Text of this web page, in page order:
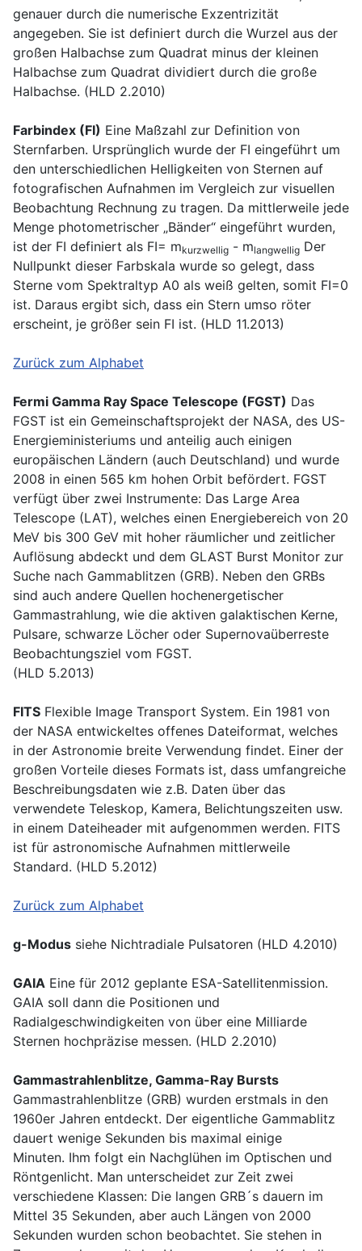
genauer durch die numerische Exzentrizität
angegeben. Sie ist definiert durch die Wurzel aus der
großen Halbachse zum Quadrat minus der kleinen
Halbachse zum Quadrat dividiert durch die große
Halbachse. (HLD 2.2010)
Farbindex (FI) Eine Maßzahl zur Definition von
Sternfarben. Ursprünglich wurde der FI eingeführt um
den unterschiedlichen Helligkeiten von Sternen auf
fotografischen Aufnahmen im Vergleich zur visuellen
Beobachtung Rechnung zu tragen. Da mittlerweile jede
Menge photometrischer „Bänder“ eingeführt wurden,
ist der FI definiert als FI= mkurzwellig - mlangwellig Der
Nullpunkt dieser Farbskala wurde so gelegt, dass
Sterne vom Spektraltyp A0 als weiß gelten, somit FI=0
ist. Daraus ergibt sich, dass ein Stern umso röter
erscheint, je größer sein FI ist. (HLD 11.2013)
Zurück zum Alphabet
Fermi Gamma Ray Space Telescope (FGST) Das
FGST ist ein Gemeinschaftsprojekt der NASA, des US-
Energieministeriums und anteilig auch einigen
europäischen Ländern (auch Deutschland) und wurde
2008 in einen 565 km hohen Orbit befördert. FGST
verfügt über zwei Instrumente: Das Large Area
Telescope (LAT), welches einen Energiebereich von 20
MeV bis 300 GeV mit hoher räumlicher und zeitlicher
Auflösung abdeckt und dem GLAST Burst Monitor zur
Suche nach Gammablitzen (GRB). Neben den GRBs
sind auch andere Quellen hochenergetischer
Gammastrahlung, wie die aktiven galaktischen Kerne,
Pulsare, schwarze Löcher oder Supernovaüberreste
Beobachtungsziel vom FGST.
(HLD 5.2013)
FITS Flexible Image Transport System. Ein 1981 von
der NASA entwickeltes offenes Dateiformat, welches
in der Astronomie breite Verwendung findet. Einer der
großen Vorteile dieses Formats ist, dass umfangreiche
Beschreibungsdaten wie z.B. Daten über das
verwendete Teleskop, Kamera, Belichtungszeiten usw.
in einem Dateiheader mit aufgenommen werden. FITS
ist für astronomische Aufnahmen mittlerweile
Standard. (HLD 5.2012)
Zurück zum Alphabet
g-Modus siehe Nichtradiale Pulsatoren (HLD 4.2010)
GAIA Eine für 2012 geplante ESA-Satellitenmission.
GAIA soll dann die Positionen und
Radialgeschwindigkeiten von über eine Milliarde
Sternen hochpräzise messen. (HLD 2.2010)
Gammastrahlenblitze, Gamma-Ray Bursts
Gammastrahlenblitze (GRB) wurden erstmals in den
1960er Jahren entdeckt. Der eigentliche Gammablitz
dauert wenige Sekunden bis maximal einige
Minuten. Ihm folgt ein Nachglühen im Optischen und
Röntgenlicht. Man unterscheidet zur Zeit zwei
verschiedene Klassen: Die langen GRB´s dauern im
Mittel 35 Sekunden, aber auch Längen von 2000
Sekunden wurden schon beobachtet. Sie stehen in